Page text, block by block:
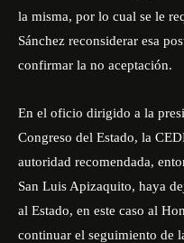
la misma, por lo cual se le
Sánchez reconsiderar esa
confirmar la no aceptación.
En el oficio dirigido a la
Congreso del Estado, la
autoridad recomendada,
San Luis Apizaquito, haya
al Estado, en este caso al
continuar el seguimiento de